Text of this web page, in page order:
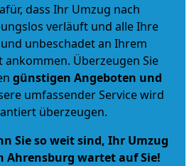
dass Ihr Umzug nach
verläuft und alle Ihre
unbeschadet an Ihrem
Überzeugen Sie
günstigen Angeboten und
umfassender Service wird
überzeugen.
Sie so weit sind, Ihr Umzug
Ahrensburg wartet auf Sie!